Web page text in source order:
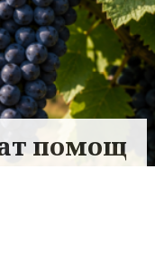
помощ